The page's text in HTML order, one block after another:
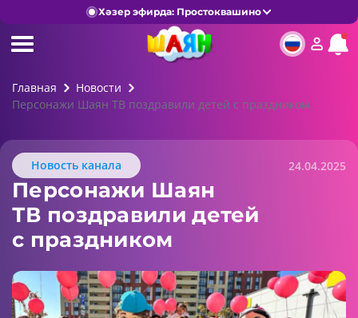
Хәзер эфирда: Простоквашино
Главная
Новости
Персонажи Шаян ТВ поздравили детей с праздником
Новость канала 24.04.2025
Персонажи Шаян
ТВ поздравили детей
с праздником